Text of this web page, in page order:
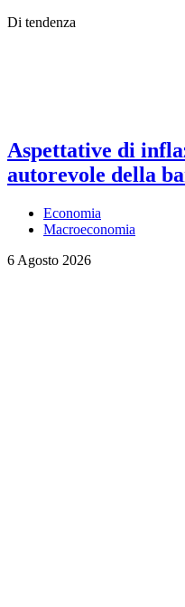
Di tendenza
Aspettative di
autorevole della
Economia
Macroeconomia
6 Agosto 2026